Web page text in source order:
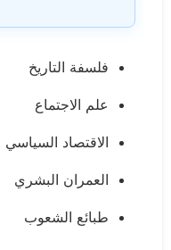
فلسفة التاريخ
علم الاجتماع
الاقتصاد السياسي
العمران البشري
طبائع الشعوب